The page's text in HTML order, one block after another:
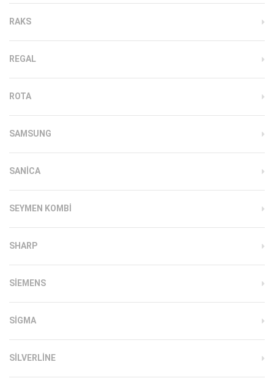
RAKS
REGAL
ROTA
SAMSUNG
SANICA
SEYMEN KOMBI
SHARP
SIEMENS
SIGMA
SILVERLINE